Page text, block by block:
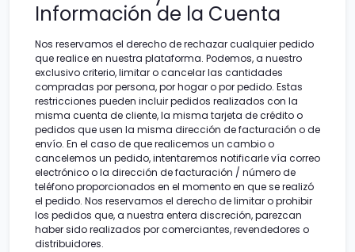
Información de la Cuenta
Nos reservamos el derecho de rechazar cualquier pedido
que realice en nuestra plataforma. Podemos, a nuestro
exclusivo criterio, limitar o cancelar las cantidades
compradas por persona, por hogar o por pedido. Estas
restricciones pueden incluir pedidos realizados con la
misma cuenta de cliente, la misma tarjeta de crédito o
pedidos que usen la misma dirección de facturación o de
envío. En el caso de que realicemos un cambio o
cancelemos un pedido, intentaremos notificarle vía correo
electrónico o la dirección de facturación / número de
teléfono proporcionados en el momento en que se realizó
el pedido. Nos reservamos el derecho de limitar o prohibir
los pedidos que, a nuestra entera discreción, parezcan
haber sido realizados por comerciantes, revendedores o
distribuidores.